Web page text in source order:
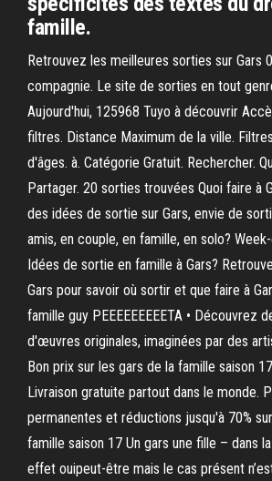
famille.
Retrouvez les meilleures sorties sur Gars
compagnie. Le site de sorties en tout
Aujourd'hui, 125968 Tuyo à découvrir
filtres. Distance Maximum de la ville.
d'âges. à. Catégorie Gratuit. Rechercher.
Partager. 20 sorties trouvées Quoi faire à
des idées de sortie sur Gars, envie de
amis, en couple, en famille, en solo?
Idées de sortie en famille à Gars?
Gars pour savoir où sortir et que faire à
famille guy PEEEEEEEEETA • Découvrez
d'œuvres originales, imaginées par des
️Bon prix sur les gars de la famille saison
️Livraison gratuite partout dans le monde.
permanentes et réductions jusqu'à 70%
famille saison 17 Un gars une fille – dans
effet ouipeut-être mais le cas présent